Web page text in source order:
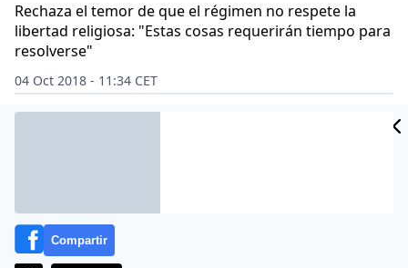
Rechaza el temor de que el régimen no respete la
libertad religiosa: "Estas cosas requerirán tiempo para
resolverse"
04 Oct 2018 - 11:34 CET
Archivado en: MUNDO
Compartir